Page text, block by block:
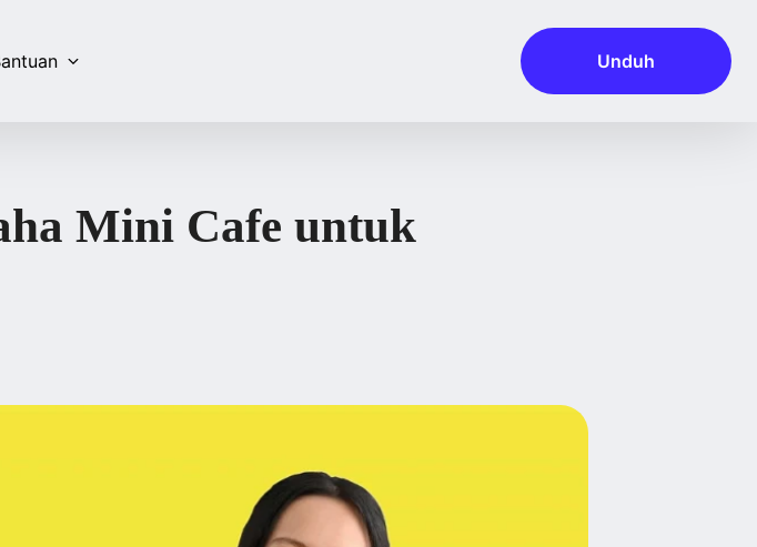
Unduh
Mini Cafe untuk